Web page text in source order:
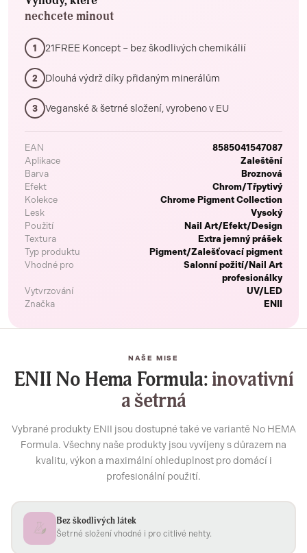
nechcete minout
1 21FREE Koncept – bez škodlivých chemikálií
2 Dlouhá výdrž díky přidaným minerálům
3 Veganské & šetrné složení, vyrobeno v EU
EAN
8585041547087
Aplikace
Zaleštění
Barva
Broznová
Efekt
Chrom/Třpytivý
Kolekce
Chrome Pigment Collection
Lesk
Vysoký
Použití
Nail Art/Efekt/Design
Textura
Extra jemný prášek
Typ produktu
Pigment/Zalešťovací pigment
Vhodné pro
Salonní požití/Nail Art
profesionálky
Vytvrzování
UV/LED
Značka
ENII
NAŠE MISE
ENII No Hema Formula:inovativní
a šetrná
Vybrané produkty ENII jsou dostupné také ve variantě No HEMA
Formula. Všechny naše produkty jsou vyvíjeny s důrazem na
kvalitu, výkon a maximální ohleduplnost pro domácí i
profesionální použití.
Bez škodlivých látek
Šetrné složení vhodné i pro citlivé nehty.